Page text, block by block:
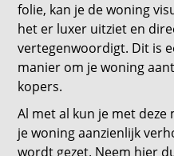
folie, kan je de woning
het er luxer uitziet en
vertegenwoordigt. Dit is
manier om je woning
kopers.
Al met al kun je met
je woning aanzienlijk
wordt gezet. Neem hier